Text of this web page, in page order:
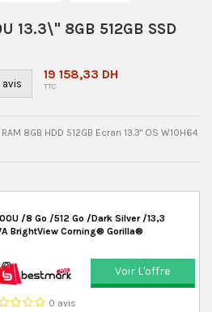
13.3\" 8GB 512GB SSD
avis
19 158,33 DH
TTC
8GB HDD 512GB Ecran 13.3" OS W10H64
/8 Go /512 Go /Dark Silver /13,3
BrightView Corning® Gorilla®
0 avis
Voir L'offre